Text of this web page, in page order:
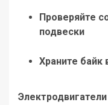
Проверяйте
подвески
Храните байк